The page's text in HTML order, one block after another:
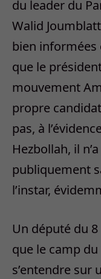
du leader du
Walid
bien informées
que le
mouvement
propre
pas, à
Hezbollah, il
publiquement
l’instar,
Un député du
que le camp
s’entendre sur